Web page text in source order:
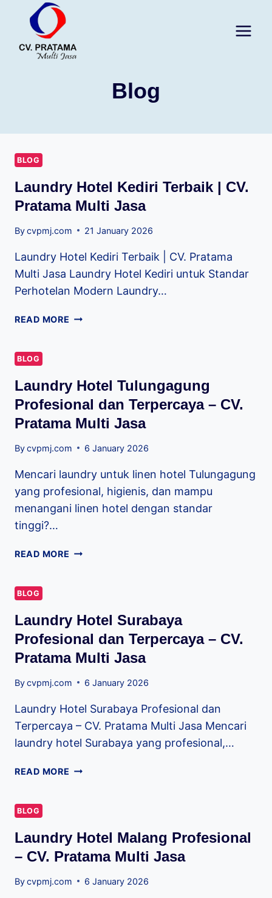
Blog
BLOG
Laundry Hotel Kediri Terbaik | CV.
Pratama Multi Jasa
Bycvpmj.com 21 January 2026
Laundry Hotel Kediri Terbaik | CV. Pratama
Multi Jasa Laundry Hotel Kediri untuk Standar
Perhotelan Modern Laundry…
READ MORE
BLOG
Laundry Hotel Tulungagung
Profesional dan Terpercaya – CV.
Pratama Multi Jasa
Bycvpmj.com 6 January 2026
Mencari laundry untuk linen hotel Tulungagung
yang profesional, higienis, dan mampu
menangani linen hotel dengan standar
tinggi?…
READ MORE
BLOG
Laundry Hotel Surabaya
Profesional dan Terpercaya – CV.
Pratama Multi Jasa
Bycvpmj.com 6 January 2026
Laundry Hotel Surabaya Profesional dan
Terpercaya – CV. Pratama Multi Jasa Mencari
laundry hotel Surabaya yang profesional,…
READ MORE
BLOG
Laundry Hotel Malang Profesional
– CV. Pratama Multi Jasa
Bycvpmj.com 6 January 2026